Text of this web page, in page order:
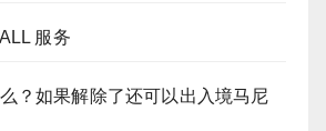
服务
？如果解除了还可以出入境马尼